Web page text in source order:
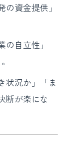
資金提供」
自立性」
状況か」「ま
断が楽にな